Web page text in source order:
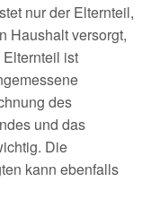
nur der Elternteil,
Haushalt versorgt,
ist
des
und das
Die
kann ebenfalls